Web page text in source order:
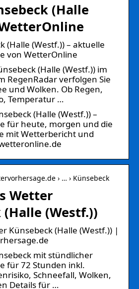
(Halle
(Halle (Westf.)) – aktuelle
von WetterOnline
(Halle (Westf.)) im
RegenRadar verfolgen Sie
und Wolken. Ob Regen,
Temperatur …
(Halle (Westf.)) –
für heute, morgen und die
mit Wetterbericht und
› … › Künsebeck
Wetter
(Halle (Westf.))
Künsebeck (Halle (Westf.)) |
mit stündlicher
für 72 Stunden inkl.
Schneefall, Wolken,
Details für …